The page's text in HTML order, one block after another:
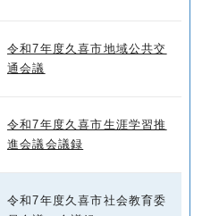
令和7年度久喜市地域公共交
通会議
令和7年度久喜市生涯学習推
進会議会議録
令和7年度久喜市社会教育委